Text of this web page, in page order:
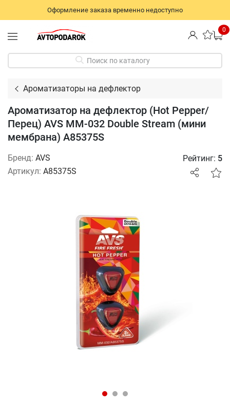
Оформление заказа временно недоступно
0
Поиск по каталогу
Ароматизаторы на дефлектор
Ароматизатор на дефлектор (Hot Pepper/
Перец) AVS MM-032 Double Stream (мини
мембрана) A85375S
Бренд: AVS
Артикул: A85375S
Рейтинг: 5